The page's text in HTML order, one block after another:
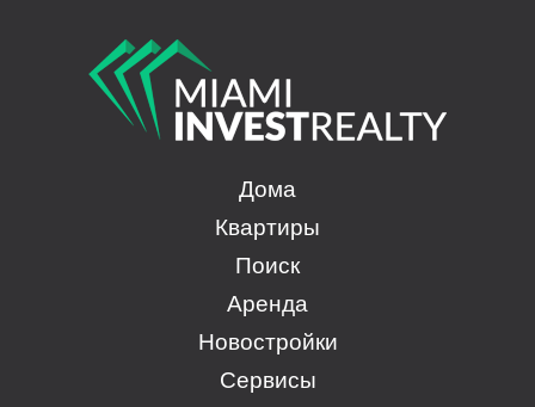
Дома
Квартиры
Поиск
Аренда
Новостройки
Сервисы